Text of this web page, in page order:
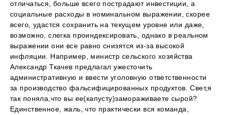
отличаться, больше всего пострадают инвестиции, а
социальные расходы в номинальном выражении, скорее
всего, удастся сохранить на текущем уровне или даже,
возможно, слегка проиндексировать, однако в реальном
выражении они все равно снизятся из-за высокой
инфляции. Например, министр сельского хозяйства
Александр Ткачев предлагал ужесточить
административную и ввести уголовную ответственности
за производство фальсифицированных продуктов. Свет,я
так поняла,что вы ее(капусту)замораживаете сырой?
Единственное, жаль, что практически вся команда,